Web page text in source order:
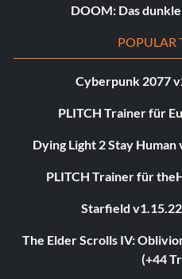
DOOM: Das
POPULAR
Cyberpunk 2077
PLITCH Trainer für
Dying Light 2 Stay
PLITCH Trainer für
Starfield
The Elder Scrolls IV:
(+44